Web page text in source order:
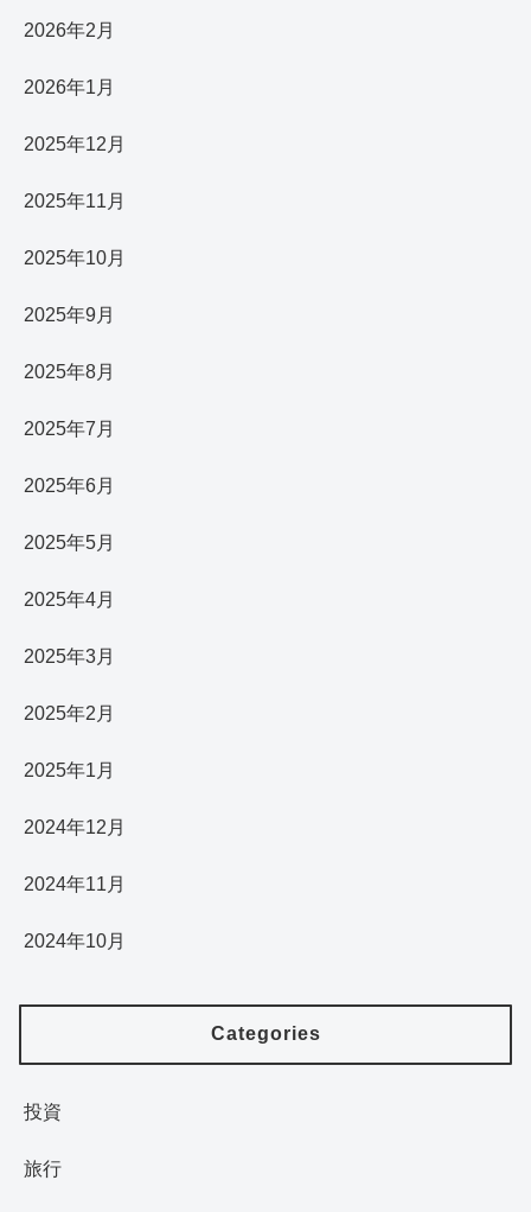
2026年2月
2026年1月
2025年12月
2025年11月
2025年10月
2025年9月
2025年8月
2025年7月
2025年6月
2025年5月
2025年4月
2025年3月
2025年2月
2025年1月
2024年12月
2024年11月
2024年10月
Categories
投資
旅行